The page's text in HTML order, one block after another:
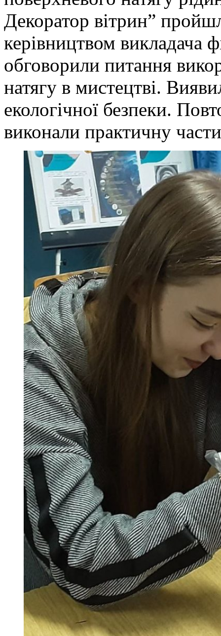
Декоратор вітрин”
керівництвом викладача
обговорили питання
натягу в мистецтві.
екологічної безпеки.
виконали практичну